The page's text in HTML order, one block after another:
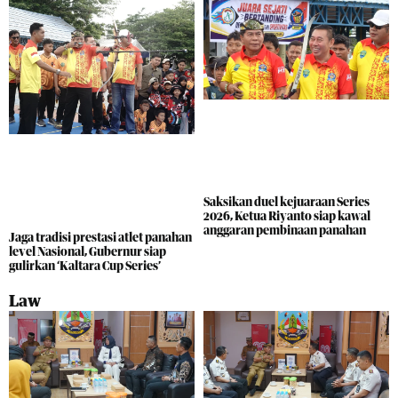
Jaga tradisi prestasi atlet panahan
level Nasional, Gubernur siap
gulirkan ‘Kaltara Cup Series’
Saksikan duel kejuaraan Series
2026, Ketua Riyanto siap kawal
anggaran pembinaan panahan
Law